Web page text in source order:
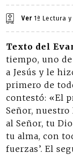
Ver 1ª Lectura y
Texto del
tiempo, uno
a Jesús y le
primero de
contestó: «El
Señor, nuestro
al Señor, tu
tu alma, con
fuerzas’. El